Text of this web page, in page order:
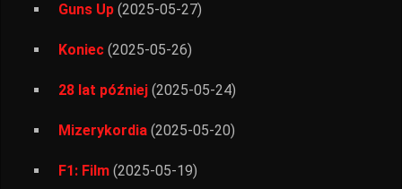
Guns Up (2025-05-27)
Koniec (2025-05-26)
28 lat później (2025-05-24)
Mizerykordia (2025-05-20)
F1: Film (2025-05-19)